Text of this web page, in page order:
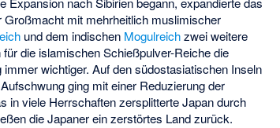
mit mehrheitlich muslimischer
und dem indischen Mogulreichzwei weitere
die islamischen Schießpulver-Reiche die
wichtiger. Auf den südostasiatischen Inseln
ging mit einer Reduzierung der
in viele Herrschaften zersplitterte Japan durch
die Japaner ein zerstörtes Land zurück.